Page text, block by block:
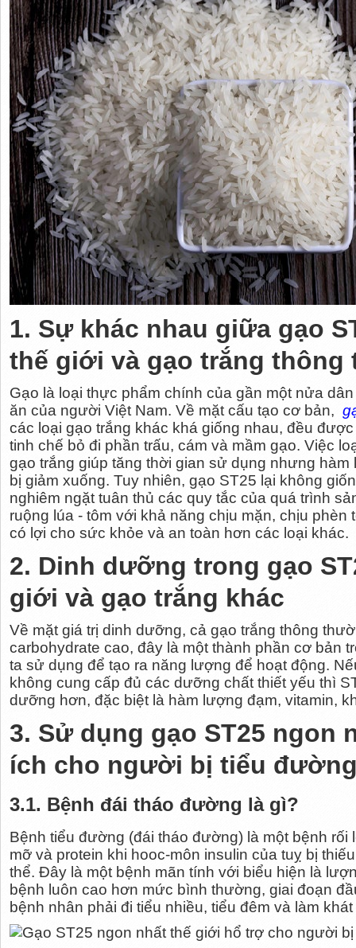
1. Sự khác nhau giữa gạo
thế giới và gạo trắng thông
Gạo là loại thực phẩm chính của gần một nửa
ăn của người Việt Nam. Về mặt cấu tạo cơ bản,
các loại gạo trắng khác khá giống nhau, đều
tinh chế bỏ đi phần trấu, cám và mầm gạo. Việc
gạo trắng giúp tăng thời gian sử dụng nhưng
bị giảm xuống. Tuy nhiên, gạo ST25 lại không
nghiêm ngặt tuân thủ các quy tắc của quá trình
ruộng lúa - tôm với khả năng chịu mặn, chịu
có lợi cho sức khỏe và an toàn hơn các loại khác.
2. Dinh dưỡng trong gạo
giới và gạo trắng khác
Về mặt giá trị dinh dưỡng, cả gạo trắng thông
carbohydrate cao, đây là một thành phần cơ bản
ta sử dụng để tạo ra năng lượng để hoạt động.
không cung cấp đủ các dưỡng chất thiết yếu thì
dưỡng hơn, đặc biệt là hàm lượng đạm, vitamin,
3. Sử dụng gạo ST25 ngon
ích cho người bị tiểu
3.1. Bệnh đái tháo đường là gì?
Bệnh tiểu đường (đái tháo đường) là một bệnh rối
mỡ và protein khi hooc-môn insulin của tuỵ bị
thể. Đây là một bệnh mãn tính với biểu hiện là
bệnh luôn cao hơn mức bình thường, giai đoạn
bệnh nhân phải đi tiểu nhiều, tiểu đêm và làm